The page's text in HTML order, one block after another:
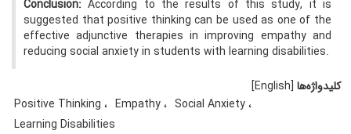
Conclusion:According to the results of this study, it is
suggested that positive thinking can be used as one of the
effective adjunctive therapies in improving empathy and
reducing social anxiety in students with learning disabilities.
کلیدواژه‌ها [English]
Positive Thinking
Empathy
Social Anxiety
Learning Disabilities